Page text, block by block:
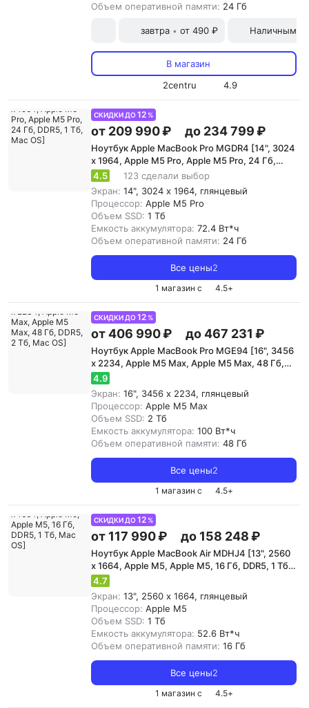
Объем оперативной памяти: 24 Гб
завтра • от 490 ₽ Наличными
В магазин
2centru
4.9
СКИДКИ ДО12 %
от 209 990 ₽ до 234 799 ₽
Ноутбук Apple MacBook Pro MGDR4 [14", 3024
x 1964, Apple M5 Pro, Apple M5 Pro, 24 Гб,
DDR5, 1 Тб, Mac OS]
4.5
123 сделали выбор
Экран: 14", 3024 x 1964, глянцевый
Процессор: Apple M5 Pro
Объем SSD: 1 Тб
Емкость аккумулятора: 72.4 Вт*ч
Объем оперативной памяти: 24 Гб
Все цены2
1 магазин с 4.5+
СКИДКИ ДО12 %
от 406 990 ₽ до 467 231 ₽
Ноутбук Apple MacBook Pro MGE94 [16", 3456
x 2234, Apple M5 Max, Apple M5 Max, 48 Гб,
DDR5, 2 Тб, Mac OS]
4.9
Экран: 16", 3456 x 2234, глянцевый
Процессор: Apple M5 Max
Объем SSD: 2 Тб
Емкость аккумулятора: 100 Вт*ч
Объем оперативной памяти: 48 Гб
Все цены2
1 магазин с 4.5+
СКИДКИ ДО12 %
от 117 990 ₽ до 158 248 ₽
Ноутбук Apple MacBook Air MDHJ4 [13", 2560
x 1664, Apple M5, Apple M5, 16 Гб, DDR5, 1 Тб,
Mac OS]
4.7
Экран: 13", 2560 x 1664, глянцевый
Процессор: Apple M5
Объем SSD: 1 Тб
Емкость аккумулятора: 52.6 Вт*ч
Объем оперативной памяти: 16 Гб
Все цены2
1 магазин с 4.5+